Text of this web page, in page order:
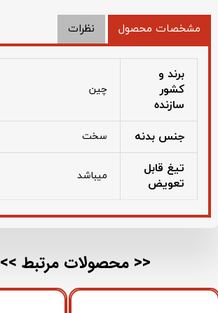
مشخصات محصول نظرات
برند و
کشور
سازنده
چین
جنس بدنه سخت
تیغ قابل
تعویض
میباشد
<< محصولات مرتبط >>